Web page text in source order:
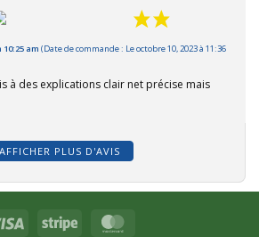
am (Date de commande : Le octobre 10, 2023 à 11:36
à des explications clair net précise mais
AFFICHER PLUS D'AVIS
Visa Stripe